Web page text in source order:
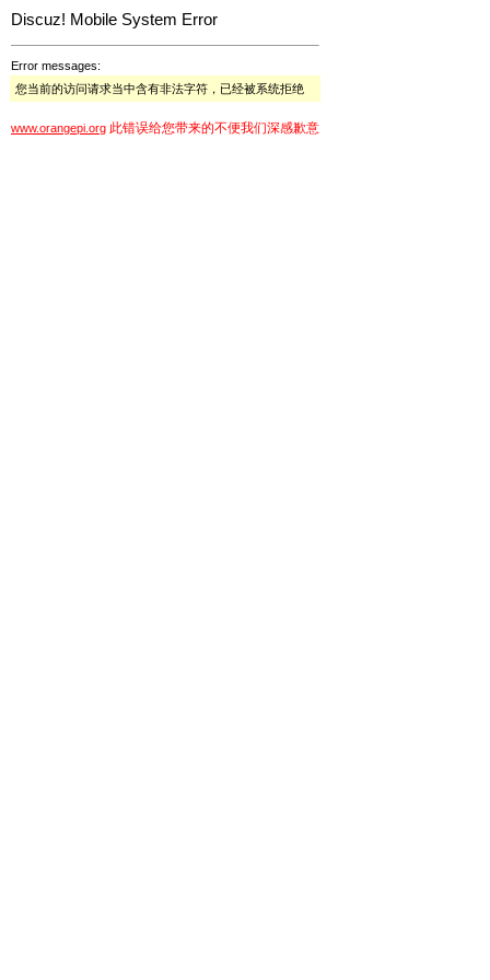
Discuz! Mobile System Error
Error messages:
您当前的访问请求当中含有非法字符，已经被系统拒绝
www.orangepi.org 此错误给您带来的不便我们深感歉意